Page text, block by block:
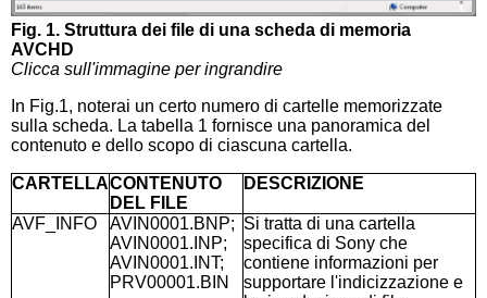
Fig. 1. Struttura dei file di una scheda di memoria
AVCHD
Clicca sull'immagine per ingrandire
In Fig.1, noterai un certo numero di cartelle memorizzate
sulla scheda. La tabella 1 fornisce una panoramica del
contenuto e dello scopo di ciascuna cartella.
CARTELLACONTENUTO
DEL FILE
DESCRIZIONE
AVF_INFO
AVIN0001.BNP;
AVIN0001.INP;
AVIN0001.INT;
PRV00001.BIN
Si tratta di una cartella
specifica di Sony che
contiene informazioni per
supportare l'indicizzazione e